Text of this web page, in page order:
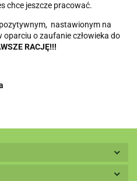
chce jeszcze pracować.
nastawionym na
oparciu o zaufanie człowieka do
RACJĘ!!!